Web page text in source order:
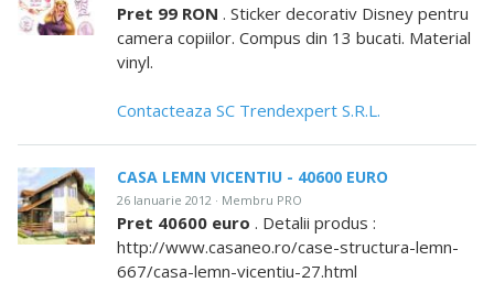
Pret 99 RON . Sticker decorativ Disney pentru
camera copiilor. Compus din 13 bucati. Material
vinyl.
Contacteaza SC Trendexpert S.R.L.
CASA LEMN VICENTIU - 40600 EURO
26 Ianuarie 2012 · Membru PRO
Pret 40600 euro . Detalii produs :
http://www.casaneo.ro/case-structura-lemn-
667/casa-lemn-vicentiu-27.html